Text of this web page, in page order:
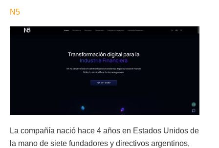
N5
La compañía nació hace 4 años en Estados Unidos de
la mano de siete fundadores y directivos argentinos,